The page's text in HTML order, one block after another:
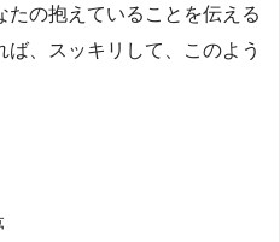
の抱えていることを伝える
、スッキリして、このよう